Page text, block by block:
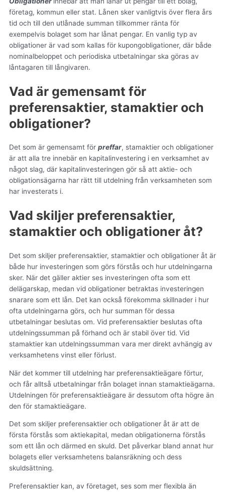
företag, kommun eller stat. Lånen sker vanligtvis över flera års
tid och till den utlånade summan tillkommer ränta för
exempelvis bolaget som har lånat pengar. En vanlig typ av
obligationer är vad som kallas för kupongobligationer, där både
nominalbeloppet och periodiska utbetalningar ska göras av
låntagaren till långivaren.
Vad är gemensamt för
preferensaktier, stamaktier och
obligationer?
Det som är gemensamt för preffar, stamaktier och obligationer
är att alla tre innebär en kapitalinvestering i en verksamhet av
något slag, där kapitalinvesteringen gör så att aktie- och
obligationsägarna har rätt till utdelning från verksamheten som
har investerats i.
Vad skiljer preferensaktier,
stamaktier och obligationer åt?
Det som skiljer preferensaktier, stamaktier och obligationer åt är
både hur investeringen som görs förstås och hur utdelningarna
sker. När det gäller aktier ses investeringen ofta som ett
delägarskap, medan vid obligationer betraktas investeringen
snarare som ett lån. Det kan också förekomma skillnader i hur
ofta utdelningarna görs, och hur summan för dessa
utbetalningar beslutas om. Vid preferensaktier beslutas ofta
utdelningssumman på förhand och är stabil över tid. Vid
stamaktier kan utdelningssumman vara mer direkt avhängig av
verksamhetens vinst eller förlust.
När det kommer till utdelning har preferensaktieägare förtur,
och får alltså utbetalningar från bolaget innan stamaktieägarna.
Utdelningen för preferensaktieägare är dessutom ofta högre än
den för stamaktieägare.
Det som skiljer preferensaktier och obligationer åt är att de
första förstås som aktiekapital, medan obligationerna förstås
som ett lån och därmed en skuld. Det påverkar bland annat hur
bolagets eller verksamhetens balansräkning och dess
skuldsättning.
Preferensaktier kan, av företaget, ses som mer flexibla än